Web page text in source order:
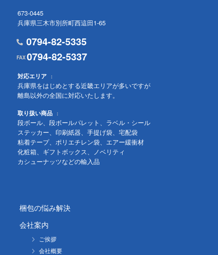
673-0445
兵庫県三木市別所町西這田1-65
0794-82-5335
0794-82-5337
対応エリア
兵庫県をはじめとする近畿エリアが多いですが
離島以外の全国に対応いたします。
取り扱い商品
段ボール、段ボールパレット、ラベル・シール
ステッカー、印刷紙器、手提げ袋、宅配袋
粘着テープ、ポリエチレン袋、エアー緩衝材
化粧箱、ギフトボックス、ノベリティ
カシューナッツなどの輸入品
梱包の悩み解決
会社案内
ご挨拶
会社概要